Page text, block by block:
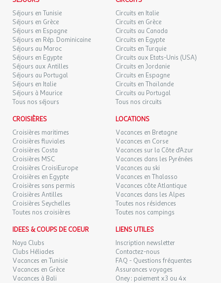
Animations familiales et moments de convivialité
En juillet et août, le camping vit au rythme d'animations douces et
joyeuses :
Mizzy Club (6-12 ans) : ateliers créatifs, jeux sportifs,
spectacle de fin de semaine
Soirées conviviales : loto, concerts, apéros partagés sous
les étoiles
Activités pour tous les âges, dans un esprit bienveillant et
participatif
Des services pensés pour un séjour fluide et serein
Tout est prévu pour que vos vacances riment avec simplicité et
confort :
Bar-snack avec plats salés, goûters sucrés, à emporter ou
sur place
Épicerie de dépannage et dépôt de pain/viennoiseries tous
les matins
Location de vélos, paddles et kayaks doubles
ur
Accueil personnalisé à la réception pour organiser vos
visites
Informations pratiques pour un séjour en toute tranquillité
Séjours en Tunisie
Séjours en Grèce
Séjours en Espagne
Séjours en Rép. Dominicaine
Séjours au Maroc
Séjours en Egypte
Séjours aux Antilles
Séjours au Portugal
Séjours en Italie
Séjours à Maurice
Tous nos séjours
Circuits en Italie
Circuits en Grèce
Circuits au Canada
Circuits en Egypte
Circuits en Turquie
Circuits aux Etats-Unis (USA)
Circuits en Jordanie
Circuits en Espagne
Circuits en Thaïlande
Circuits au Portugal
Tous nos circuits
CROISIÈRES
Croisières maritimes
Croisières fluviales
Croisières Costa
Croisières MSC
Croisières CroisiEurope
Croisières en Egypte
Croisières sans permis
Croisières Antilles
Croisières Seychelles
Toutes nos croisières
LOCATIONS
Vacances en Bretagne
Vacances en Corse
Vacances sur la Côte d'Azur
Vacances dans les Pyrénées
Vacances au ski
Vacances en Thalasso
Vacances côte Atlantique
Vacances dans les Alpes
Toutes nos résidences
Toutes nos campings
IDEES & COUPS DE COEUR
Naya Clubs
Clubs Héliades
Vacances en Tunisie
Vacances en Grèce
Vacances à Bali
LIENS UTILES
Inscription newsletter
Contactez-nous
FAQ - Questions fréquentes
Assurances voyages
Oney : paiement x3 ou 4x